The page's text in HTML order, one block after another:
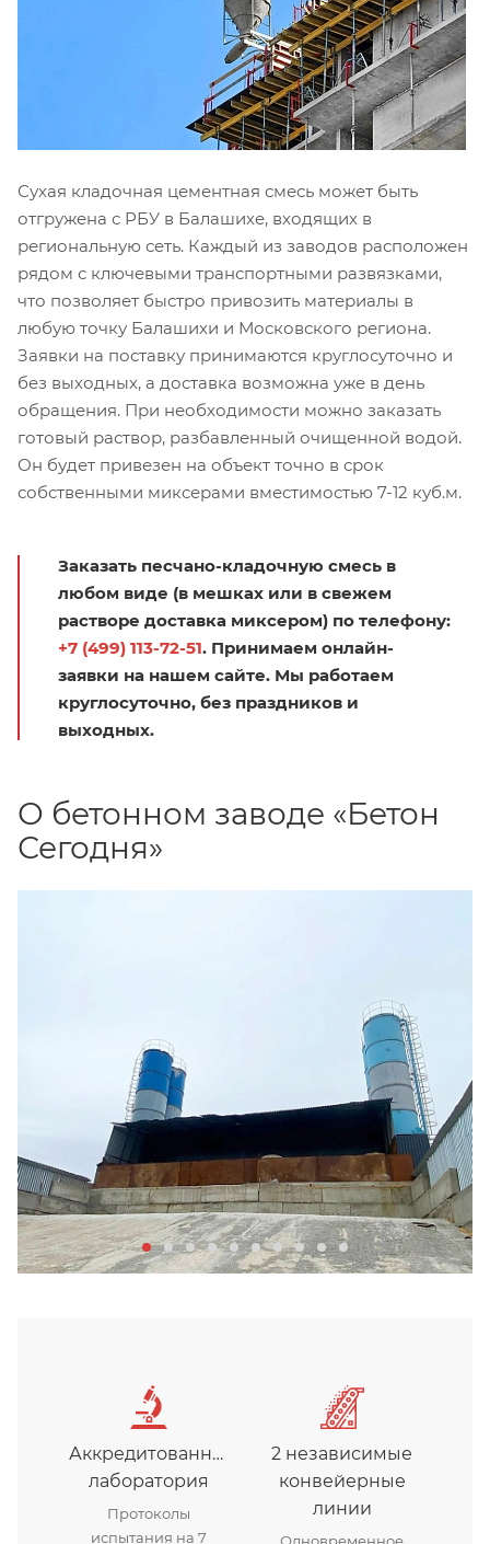
Сухая кладочная цементная смесь может быть
отгружена с РБУ в Балашихе, входящих в
региональную сеть. Каждый из заводов расположен
рядом с ключевыми транспортными развязками,
что позволяет быстро привозить материалы в
любую точку Балашихи и Московского региона.
Заявки на поставку принимаются круглосуточно и
без выходных, а доставка возможна уже в день
обращения. При необходимости можно заказать
готовый раствор, разбавленный очищенной водой.
Он будет привезен на объект точно в срок
собственными миксерами вместимостью 7-12 куб.м.
Заказать песчано-кладочную смесь в
любом виде (в мешках или в свежем
растворе доставка миксером) по телефону:
+7 (499) 113-72-51. Принимаем онлайн-
заявки на нашем сайте. Мы работаем
круглосуточно, без праздников и
выходных.
О бетонном заводе «Бетон
Сегодня»
Аккредитованная
лаборатория
Протоколы
испытания на 7
2 независимые
конвейерные
линии
Одновременное